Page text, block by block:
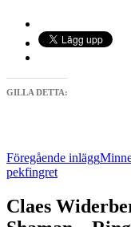
GILLA DETTA:
Föregående inlägg
pekfingret
Claes